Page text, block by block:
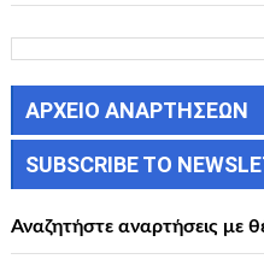
ΑΡΧΕΙΟ ΑΝΑΡΤΗΣΕΩΝ
SUBSCRIBE TO
Αναζητήστε αναρτήσεις με